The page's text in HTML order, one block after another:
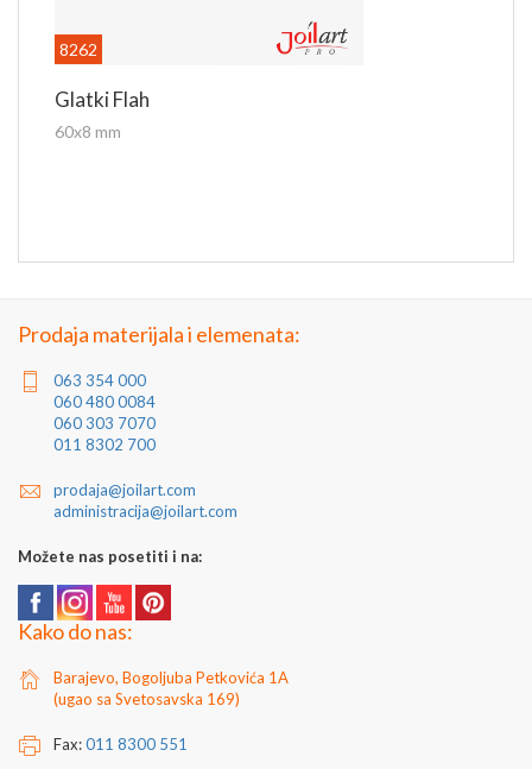
8262
Glatki Flah
60x8 mm
Prodaja materijala i elemenata:
063 354 000
060 480 0084
060 303 7070
011 8302 700
prodaja@joilart.com
administracija@joilart.com
Možete nas posetiti i na:
Kako do nas:
Barajevo, Bogoljuba Petkovića 1A
(ugao sa Svetosavska 169)
Fax:011 8300 551